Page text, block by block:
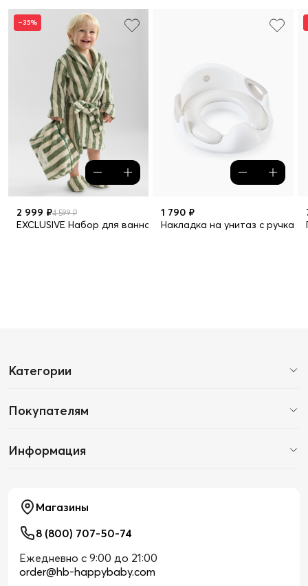
–35%
2 999 ₽4 599 ₽
EXCLUSIVE Набор для ванной: халат, тапочки, косметичка
1 790 ₽
Накладка на унитаз с ручками
Категории
Покупателям
Информация
Магазины
8 (800) 707-50-74
Ежедневно с 9:00 до 21:00
order@hb-happybaby.com